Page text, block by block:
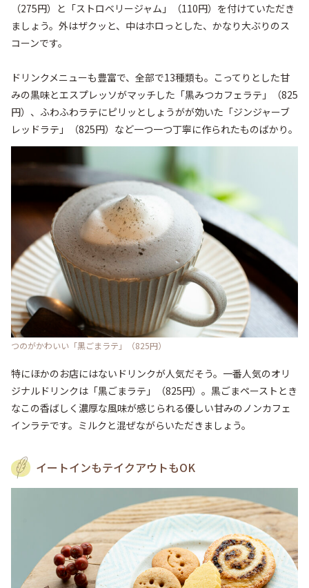
（275円）と「ストロベリージャム」（110円）を付けていただき
ましょう。外はザクッと、中はホロっとした、かなり大ぶりのス
コーンです。
ドリンクメニューも豊富で、全部で13種類も。こってりとした甘
みの黒味とエスプレッソがマッチした「黒みつカフェラテ」（825
円）、ふわふわラテにピリッとしょうがが効いた「ジンジャーブ
レッドラテ」（825円）など一つ一つ丁寧に作られたものばかり。
つのがかわいい「黒ごまラテ」（825円）
特にほかのお店にはないドリンクが人気だそう。一番人気のオリ
ジナルドリンクは「黒ごまラテ」（825円）。黒ごまペーストとき
なこの香ばしく濃厚な風味が感じられる優しい甘みのノンカフェ
インラテです。ミルクと混ぜながらいただきましょう。
イートインもテイクアウトもOK